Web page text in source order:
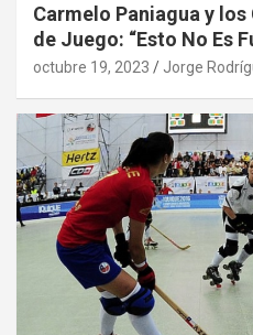
Carmelo Paniagua y
de Juego: “Esto No Es
octubre 19, 2023 Jorge